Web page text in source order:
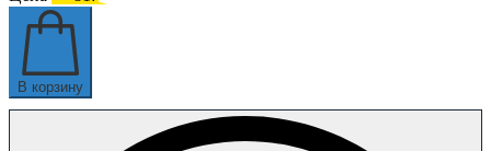
В корзину